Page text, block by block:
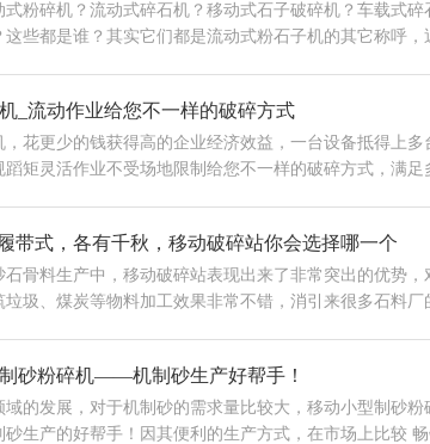
式粉碎机？流动式碎石机？移动式石子破碎机？车载式碎
这些都是谁？其实它们都是流动式粉石子机的其它称呼，
_流动作业给您不一样的破碎方式
，花更少的钱获得高的企业经济效益，一台设备抵得上多
蹈矩灵活作业不受场地限制给您不一样的破碎方式，满足
带式，各有千秋，移动破碎站你会选择哪一个
石骨料生产中，移动破碎站表现出来了非常突出的优势，
垃圾、煤炭等物料加工效果非常不错，消引来很多石料厂
？
砂粉碎机——机制砂生产好帮手！
域的发展，对于机制砂的需求量比较大，移动小型制砂粉
砂生产的好帮手！因其便利的生产方式，在市场上比较 畅